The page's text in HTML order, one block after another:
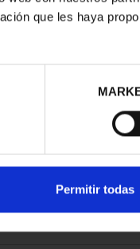
que les haya
Permitir todas